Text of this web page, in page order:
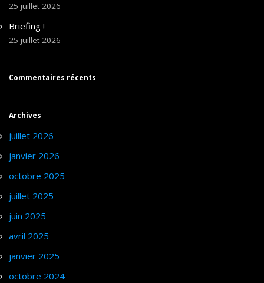
25 juillet 2026
Briefing !
25 juillet 2026
Commentaires récents
Archives
juillet 2026
janvier 2026
octobre 2025
juillet 2025
juin 2025
avril 2025
janvier 2025
octobre 2024